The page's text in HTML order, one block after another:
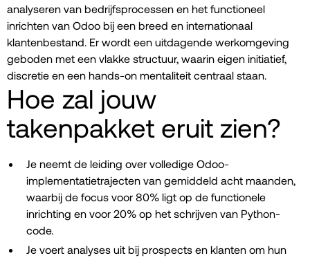
analyseren van bedrijfsprocessen en het functioneel
inrichten van Odoo bij een breed en internationaal
klantenbestand. Er wordt een uitdagende werkomgeving
geboden met een vlakke structuur, waarin eigen initiatief,
discretie en een hands-on mentaliteit centraal staan.
Hoe zal jouw
takenpakket eruit zien?
Je neemt de leiding over volledige Odoo-
implementatietrajecten van gemiddeld acht maanden,
waarbij de focus voor 80% ligt op de functionele
inrichting en voor 20% op het schrijven van Python-
code.
Je voert analyses uit bij prospects en klanten om hun